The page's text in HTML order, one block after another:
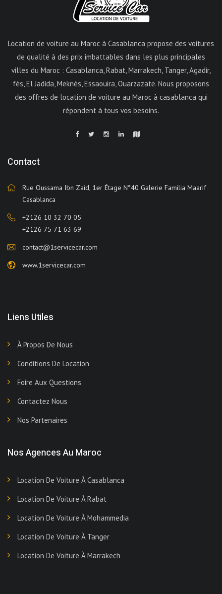
Location de voiture au Maroc à Casablanca propose des voitures
de qualité à des prix imbattables dans les plus principales
villes du Maroc : Casablanca, Rabat, Marrakech, Tanger, Agadir,
fès, El Jadida, Meknès, Essaouira, Ouarzazate. Nous proposons
des offres de location de voiture au Maroc à casablanca qui
répondent à tous vos besoins.
Contact
Rue Oussama Ibn Zaid, 1er Étage N°40 Galerie Familia Maarif
Casablanca
+2126 10 32 70 05
+2126 75 71 63 69
contact@1servicecar.com
www.1servicecar.com
Liens Utiles
À Propos De Nous
Conditions De Location
Foire Aux Questions
Contactez Nous
Nos Partenaires
Nos Agences Au Maroc
Location De Voiture À Casablanca
Location De Voiture À Rabat
Location De Voiture À Mohammedia
Location De Voiture À Tanger
Location De Voiture À Marrakech